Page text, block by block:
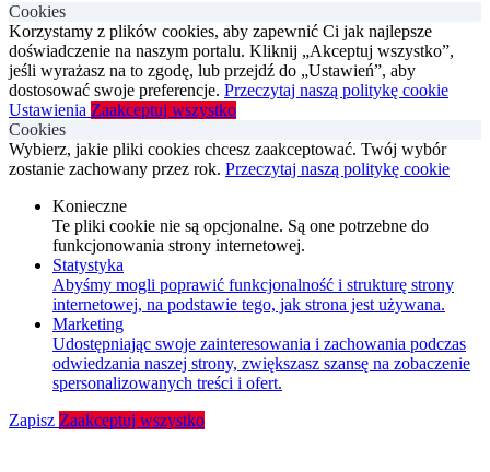
Cookies
Korzystamy z plików cookies, aby zapewnić Ci jak najlepsze
doświadczenie na naszym portalu. Kliknij „Akceptuj wszystko”,
jeśli wyrażasz na to zgodę, lub przejdź do „Ustawień”, aby
dostosować swoje preferencje. Przeczytaj naszą politykę cookie
Ustawienia Zaakceptuj wszystko
Cookies
Wybierz, jakie pliki cookies chcesz zaakceptować. Twój wybór
zostanie zachowany przez rok. Przeczytaj naszą politykę cookie
Konieczne
Te pliki cookie nie są opcjonalne. Są one potrzebne do
funkcjonowania strony internetowej.
Statystyka
Abyśmy mogli poprawić funkcjonalność i strukturę strony
internetowej, na podstawie tego, jak strona jest używana.
Marketing
Udostępniając swoje zainteresowania i zachowania podczas
odwiedzania naszej strony, zwiększasz szansę na zobaczenie
spersonalizowanych treści i ofert.
Zapisz Zaakceptuj wszystko